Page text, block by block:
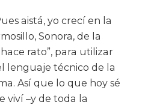
aistá, yo crecí en la
Sonora, de la
rato”, para utilizar
lenguaje técnico de la
Así que lo que hoy sé
viví –y de toda la